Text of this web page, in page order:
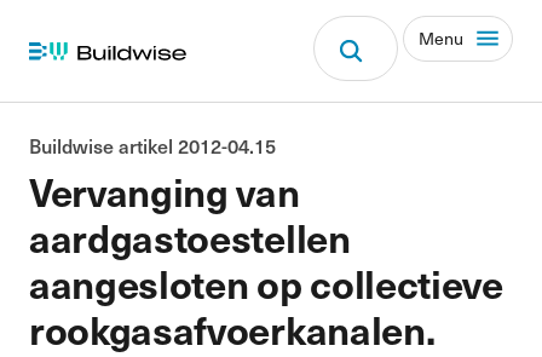
Menu
Vervanging van
aardgastoestellen
aangesloten op collectieve
rookgasafvoerkanalen.
Buildwise artikel 2012-04.15